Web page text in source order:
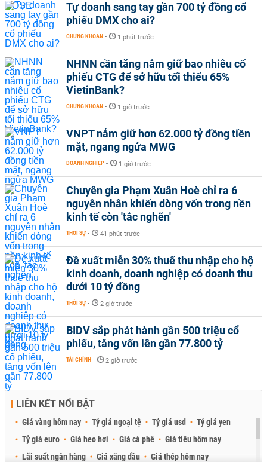
Tự doanh sang tay gần 700 tỷ đồng cổ
phiếu DMX cho ai?
CHỨNG KHOÁN - 1 phút trước
NHNN cần tăng nắm giữ bao nhiêu cổ
phiếu CTG để sở hữu tối thiểu 65%
VietinBank?
CHỨNG KHOÁN - 1 giờ trước
VNPT nắm giữ hơn 62.000 tỷ đồng tiền
mặt, ngang ngửa MWG
DOANH NGHIỆP - 1 giờ trước
Chuyên gia Phạm Xuân Hoè chỉ ra 6
nguyên nhân khiến dòng vốn trong nền
kinh tế còn 'tắc nghẽn'
THỜI SỰ - 41 phút trước
Đề xuất miễn 30% thuế thu nhập cho hộ
kinh doanh, doanh nghiệp có doanh thu
dưới 10 tỷ đồng
THỜI SỰ - 2 giờ trước
BIDV sắp phát hành gần 500 triệu cổ
phiếu, tăng vốn lên gần 77.800 tỷ
TÀI CHÍNH - 2 giờ trước
LIÊN KẾT NỔI BẬT
Giá vàng hôm nay Tỷ giá ngoại tệ Tỷ giá usd
Tỷ giá yen
Tỷ giá euro
Giá heo hơi Giá cà phê
Giá tiêu hôm nay
Lãi suất ngân hàng
Giá xăng dầu Giá thép hôm nay